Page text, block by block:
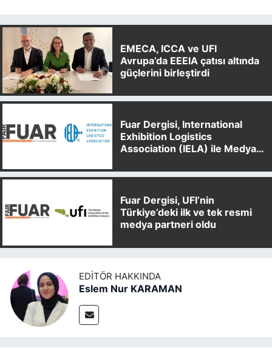
EMECA, ICCA ve UFI
Avrupa’da EEEIA çatısı altında
güçlerini birleştirdi
Fuar Dergisi, International
Exhibition Logistics
Association (IELA) ile Medya
Fuar Dergisi, UFI’nin
Türkiye’deki ilk ve tek resmi
medya partneri oldu
EDITÖR HAKKINDA
Eslem Nur KARAMAN